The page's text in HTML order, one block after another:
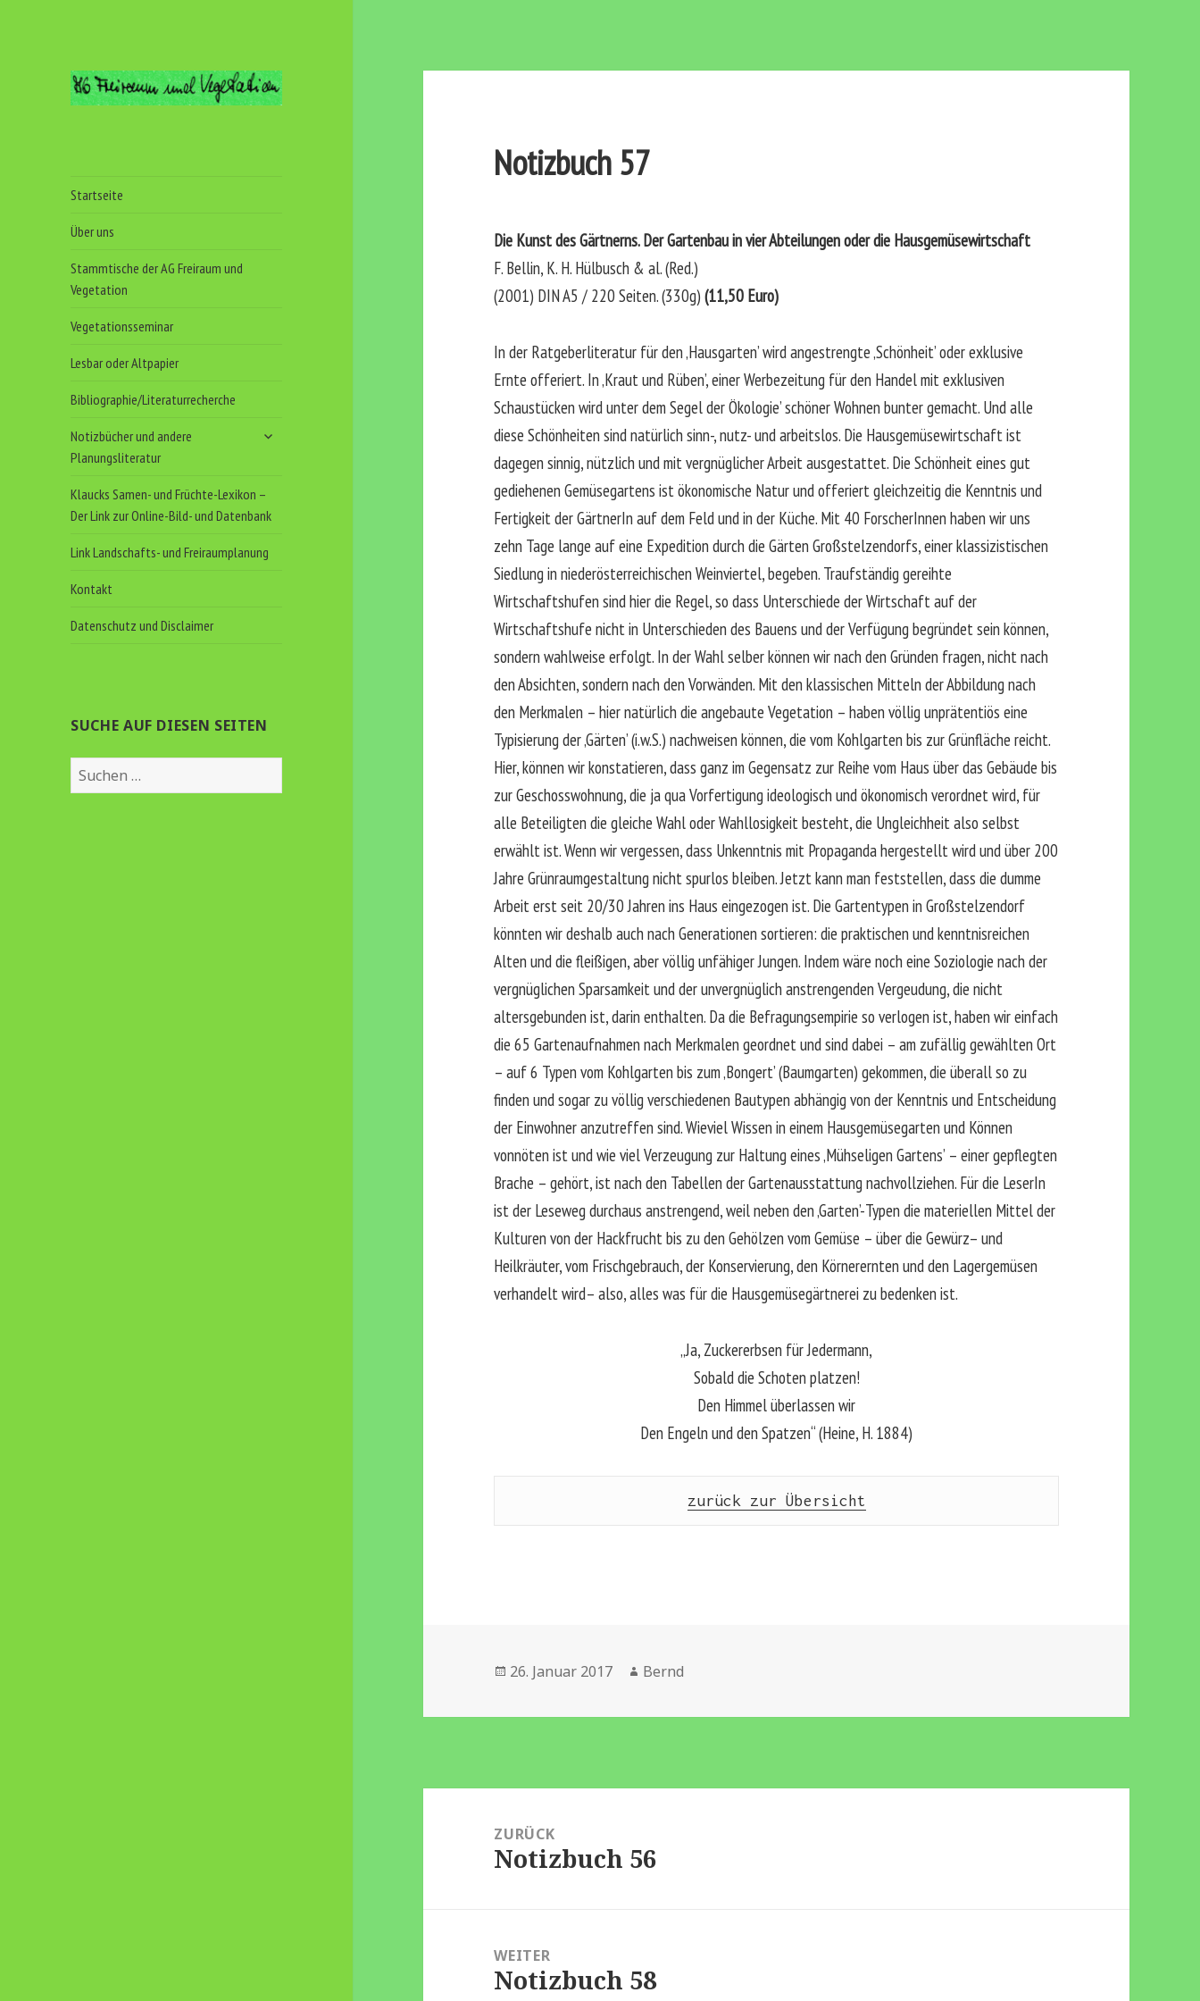
Vegetation
Startseite
Über uns
Stammtische der AG Freiraum und
Vegetation
Vegetationsseminar
Lesbar oder Altpapier
Bibliographie/Literaturrecherche
Notizbücher und andere
Planungsliteratur
untermenü
Klaucks Samen- und Früchte-Lexikon –
Der Link zur Online-Bild- und Datenbank
Link Landschafts- und Freiraumplanung
Kontakt
Datenschutz und Disclaimer
SUCHE AUF DIESEN SEITEN
Suchen
nach:
Notizbuch 57
Die Kunst des Gärtnerns. Der Gartenbau in vier Abteilungen oder die Hausgemüsewirtschaft
F. Bellin, K. H. Hülbusch & al. (Red.)
(2001) DIN A5 / 220 Seiten. (330g)(11,50 Euro)
In der Ratgeberliteratur für den ‚Hausgarten’ wird angestrengte ‚Schönheit’ oder exklusive
Ernte offeriert. In ‚Kraut und Rüben’, einer Werbezeitung für den Handel mit exklusiven
Schaustücken wird unter dem Segel der Ökologie’ schöner Wohnen bunter gemacht. Und alle
diese Schönheiten sind natürlich sinn-, nutz- und arbeitslos. Die Hausgemüsewirtschaft ist
dagegen sinnig, nützlich und mit vergnüglicher Arbeit ausgestattet. Die Schönheit eines gut
gediehenen Gemüsegartens ist ökonomische Natur und offeriert gleichzeitig die Kenntnis und
Fertigkeit der GärtnerIn auf dem Feld und in der Küche. Mit 40 ForscherInnen haben wir uns
zehn Tage lange auf eine Expedition durch die Gärten Großstelzendorfs, einer klassizistischen
Siedlung in niederösterreichischen Weinviertel, begeben. Traufständig gereihte
Wirtschaftshufen sind hier die Regel, so dass Unterschiede der Wirtschaft auf der
Wirtschaftshufe nicht in Unterschieden des Bauens und der Verfügung begründet sein können,
sondern wahlweise erfolgt. In der Wahl selber können wir nach den Gründen fragen, nicht nach
den Absichten, sondern nach den Vorwänden. Mit den klassischen Mitteln der Abbildung nach
den Merkmalen – hier natürlich die angebaute Vegetation – haben völlig unprätentiös eine
Typisierung der ‚Gärten’ (i.w.S.) nachweisen können, die vom Kohlgarten bis zur Grünfläche reicht.
Hier, können wir konstatieren, dass ganz im Gegensatz zur Reihe vom Haus über das Gebäude bis
zur Geschosswohnung, die ja qua Vorfertigung ideologisch und ökonomisch verordnet wird, für
alle Beteiligten die gleiche Wahl oder Wahllosigkeit besteht, die Ungleichheit also selbst
erwählt ist. Wenn wir vergessen, dass Unkenntnis mit Propaganda hergestellt wird und über 200
Jahre Grünraumgestaltung nicht spurlos bleiben. Jetzt kann man feststellen, dass die dumme
Arbeit erst seit 20/30 Jahren ins Haus eingezogen ist. Die Gartentypen in Großstelzendorf
könnten wir deshalb auch nach Generationen sortieren: die praktischen und kenntnisreichen
Alten und die fleißigen, aber völlig unfähiger Jungen. Indem wäre noch eine Soziologie nach der
vergnüglichen Sparsamkeit und der unvergnüglich anstrengenden Vergeudung, die nicht
altersgebunden ist, darin enthalten. Da die Befragungsempirie so verlogen ist, haben wir einfach
die 65 Gartenaufnahmen nach Merkmalen geordnet und sind dabei – am zufällig gewählten Ort
– auf 6 Typen vom Kohlgarten bis zum ‚Bongert’ (Baumgarten) gekommen, die überall so zu
finden und sogar zu völlig verschiedenen Bautypen abhängig von der Kenntnis und Entscheidung
der Einwohner anzutreffen sind. Wieviel Wissen in einem Hausgemüsegarten und Können
vonnöten ist und wie viel Verzeugung zur Haltung eines ‚Mühseligen Gartens’ – einer gepflegten
Brache – gehört, ist nach den Tabellen der Gartenausstattung nachvollziehen. Für die LeserIn
ist der Leseweg durchaus anstrengend, weil neben den ‚Garten’-Typen die materiellen Mittel der
Kulturen von der Hackfrucht bis zu den Gehölzen vom Gemüse – über die Gewürz– und
Heilkräuter, vom Frischgebrauch, der Konservierung, den Körnerernten und den Lagergemüsen
verhandelt wird– also, alles was für die Hausgemüsegärtnerei zu bedenken ist.
„Ja, Zuckererbsen für Jedermann,
Sobald die Schoten platzen!
Den Himmel überlassen wir
Den Engeln und den Spatzen“ (Heine, H. 1884)
zurück zur Übersicht
Veröffentlicht
26. Januar 2017 Autor
Bernd
ZURÜCK
Vorheriger
Notizbuch 56
WEITER
Nächster
Notizbuch 58